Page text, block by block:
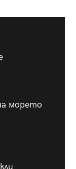
морето